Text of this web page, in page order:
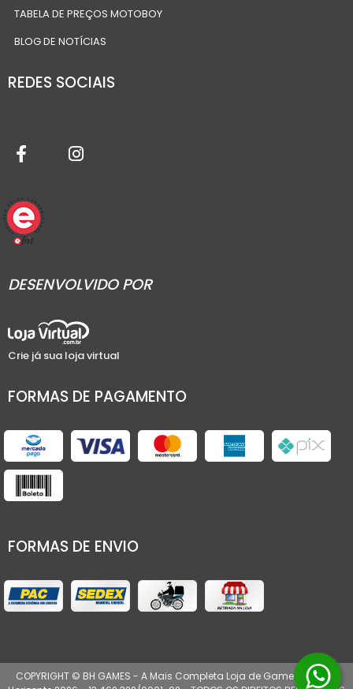
TABELA DE PREÇOS MOTOBOY
BLOG DE NOTÍCIAS
REDES SOCIAIS
DESENVOLVIDO POR
Crie já sua loja virtual
FORMAS DE PAGAMENTO
FORMAS DE ENVIO
COPYRIGHT © BH GAMES - A Mais Completa Loja de Games de Belo